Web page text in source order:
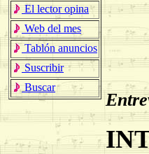
El lector opina
Web del mes
Tablón anuncios
Suscribir
Buscar